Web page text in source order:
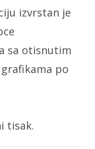
izvrstan je
sa otisnutim
po
tisak.